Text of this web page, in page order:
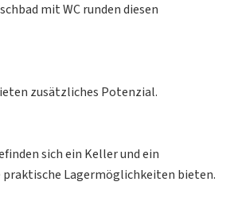
mit WC runden diesen
zusätzliches Potenzial.
sich ein Keller und ein
praktische Lagermöglichkeiten bieten.